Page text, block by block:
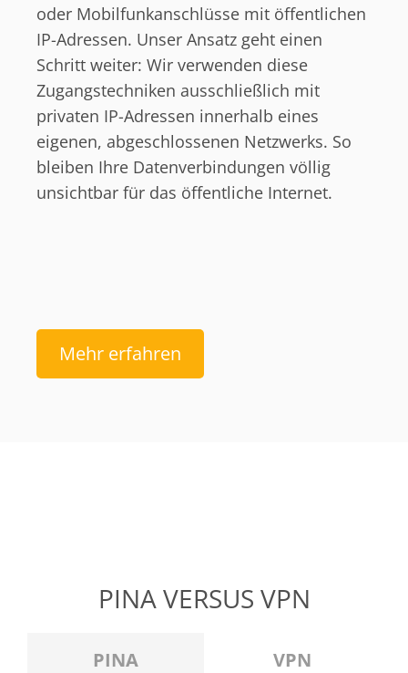
oder Mobilfunkanschlüsse mit öffentlichen
IP-Adressen. Unser Ansatz geht einen
Schritt weiter: Wir verwenden diese
Zugangstechniken ausschließlich mit
privaten IP-Adressen innerhalb eines
eigenen, abgeschlossenen Netzwerks. So
bleiben Ihre Datenverbindungen völlig
unsichtbar für das öffentliche Internet.
Mehr erfahren
PINA VERSUS VPN
PINA VPN